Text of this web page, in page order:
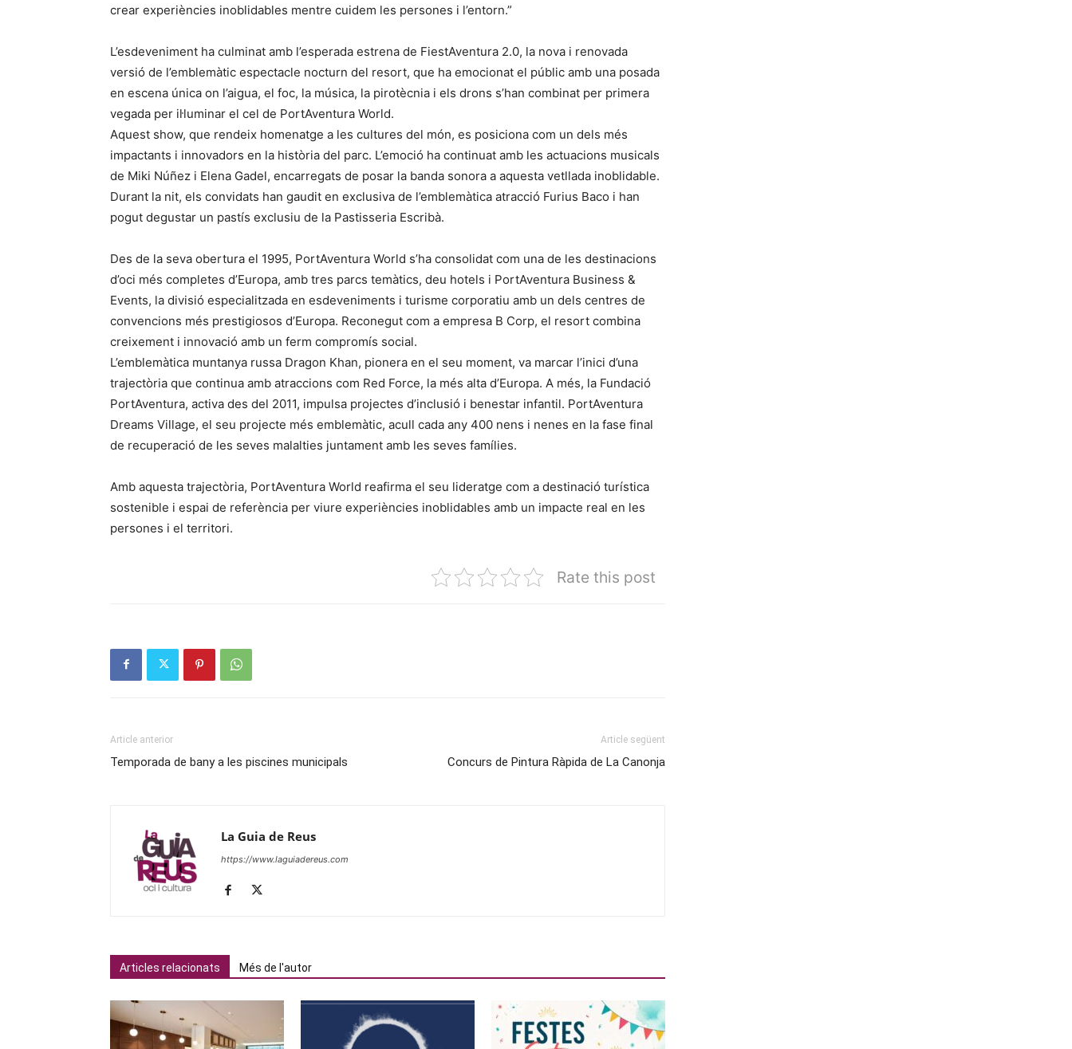
crear experiències inoblidables mentre cuidem les persones i l’entorn.”
L’esdeveniment ha culminat amb l’esperada estrena de FiestAventura 2.0, la nova i renovada
versió de l’emblemàtic espectacle nocturn del resort, que ha emocionat el públic amb una posada
en escena única on l’aigua, el foc, la música, la pirotècnia i els drons s’han combinat per primera
vegada per il·luminar el cel de PortAventura World.
Aquest show, que rendeix homenatge a les cultures del món, es posiciona com un dels més
impactants i innovadors en la història del parc. L’emoció ha continuat amb les actuacions musicals
de Miki Núñez i Elena Gadel, encarregats de posar la banda sonora a aquesta vetllada inoblidable.
Durant la nit, els convidats han gaudit en exclusiva de l’emblemàtica atracció Furius Baco i han
pogut degustar un pastís exclusiu de la Pastisseria Escribà.
Des de la seva obertura el 1995, PortAventura World s’ha consolidat com una de les destinacions
d’oci més completes d’Europa, amb tres parcs temàtics, deu hotels i PortAventura Business &
Events, la divisió especialitzada en esdeveniments i turisme corporatiu amb un dels centres de
convencions més prestigiosos d’Europa. Reconegut com a empresa B Corp, el resort combina
creixement i innovació amb un ferm compromís social.
L’emblemàtica muntanya russa Dragon Khan, pionera en el seu moment, va marcar l’inici d’una
trajectòria que continua amb atraccions com Red Force, la més alta d’Europa. A més, la Fundació
PortAventura, activa des del 2011, impulsa projectes d’inclusió i benestar infantil. PortAventura
Dreams Village, el seu projecte més emblemàtic, acull cada any 400 nens i nenes en la fase final
de recuperació de les seves malalties juntament amb les seves famílies.
Amb aquesta trajectòria, PortAventura World reafirma el seu lideratge com a destinació turística
sostenible i espai de referència per viure experiències inoblidables amb un impacte real en les
persones i el territori.
Rate this post
Article anterior
Temporada de bany a les piscines municipals
Article següent
Concurs de Pintura Ràpida de La Canonja
La Guia de Reus
https://www.laguiadereus.com
Articles relacionats Més de l'autor